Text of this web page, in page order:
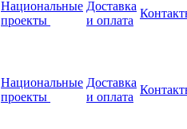
Национальные
проекты
Доставка
и оплата
Национальные
проекты
Доставка
и оплата